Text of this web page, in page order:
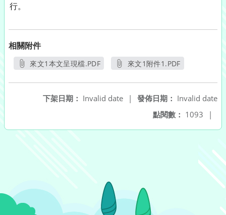
行。
相關附件
來文1本文呈現檔.PDF
來文1附件1.PDF
發佈日期： Invalid date
下架日期： Invalid date
|
點閱數： 1093 |